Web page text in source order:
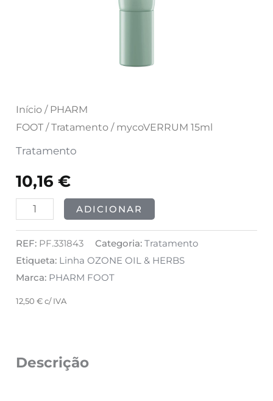
Início / PHARM
FOOT /Tratamento / mycoVERRUM 15ml
Tratamento
10,16€
ADICIONAR
REF: PF.331843 Categoria:Tratamento
Etiqueta: Linha OZONE OIL & HERBS
Marca: PHARM FOOT
12,50€ c/ IVA
Descrição